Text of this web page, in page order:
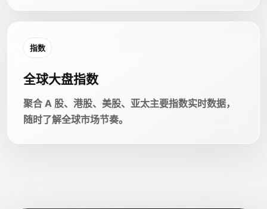
指数
全球大盘指数
聚合 A 股、港股、美股、亚太主要指数实时数据，
随时了解全球市场节奏。